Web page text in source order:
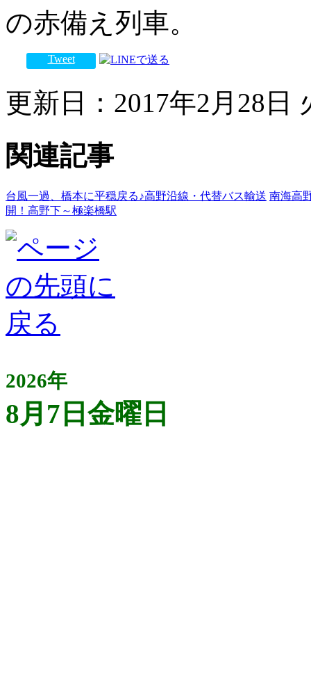
の赤備え列車。
Tweet
更新日：2017年2月28日
関連記事
台風一過、橋本に平穏戻る♪高野沿線・代替バス輸送 南海高
開！高野下～極楽橋駅
2026年
8月7日金曜日